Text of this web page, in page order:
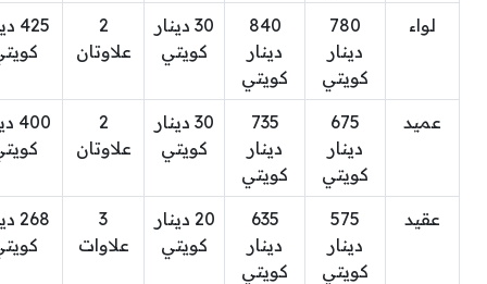
لواء
780
دينار
كويتي
840
دينار
كويتي
30 دينار
كويتي
2
علاوتان
عميد
675
دينار
كويتي
735
دينار
كويتي
30 دينار
كويتي
2
علاوتان
عقيد
575
دينار
كويتي
635
دينار
كويتي
20 دينار
كويتي
3
علاوات